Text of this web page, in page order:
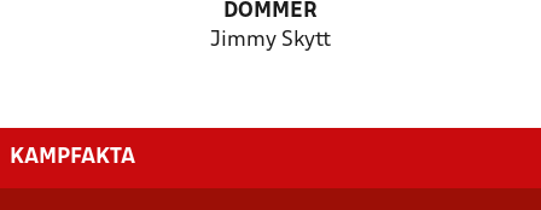
DOMMER
Jimmy Skytt
KAMPFAKTA